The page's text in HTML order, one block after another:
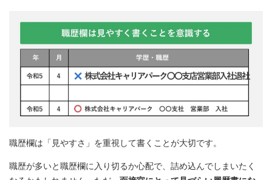
職歴欄は「見やすさ」を重視して書くことが大切です。
職歴が多いと職歴欄に入り切るか心配で、詰め込んでしまいたく